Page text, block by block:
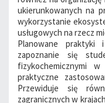
ukierunkowanych na
wykorzystanie
usługowych na rzecz
Planowane
zapoznanie się
fizykochemicznymi
praktyczne
Przewiduje się
zagranicznych w